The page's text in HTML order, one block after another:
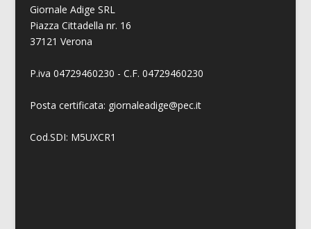
Giornale Adige SRL
Piazza Cittadella nr. 16
37121 Verona
P.iva 04729460230 - C.F. 04729460230
Posta certificata: giornaleadige@pec.it
Cod.SDI: M5UXCR1